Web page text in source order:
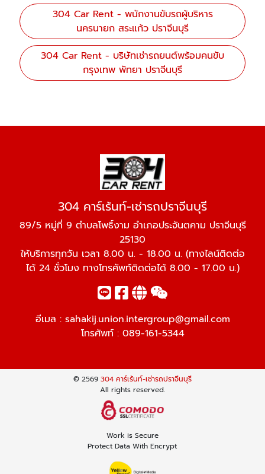
304 Car Rent - พนักงานขับรถผู้บริหาร
นครนายก สระแก้ว ปราจีนบุรี
304 Car Rent - บริษัทเช่ารถยนต์พร้อมคนขับ
กรุงเทพ พัทยา ปราจีนบุรี
304 คาร์เร้นท์-เช่ารถปราจีนบุรี
89/5 หมู่ที่ 9 ตำบลโพธิ์งาม อำเภอประจันตคาม ปราจีนบุรี
25130
ให้บริการทุกวัน เวลา 8.00 น. - 18.00 น. (ทางไลน์ติดต่อ
ได้ 24 ชั่วโมง ทางโทรศัพท์ติดต่อได้ 8.00 - 17.00 น.)
อีเมล : sahakij.union.intergroup@gmail.com
โทรศัพท์ : 089-161-5344
© 2569 304 คาร์เร้นท์-เช่ารถปราจีนบุรี
All rights reserved.
Work is Secure
Protect Data With Encrypt